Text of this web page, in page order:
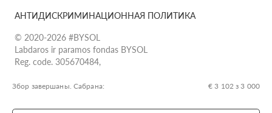
Збор завершаны. Сабрана: € 3 102 з 3 000
АНТИДИСКРИМИНАЦИОННАЯ ПОЛИТИКА
© 2020-2026 #BYSOL
Labdaros ir paramos fondas BYSOL
Reg. code. 305670484,
g.17-1, LT-13253
SWIFT kodas HABALT22